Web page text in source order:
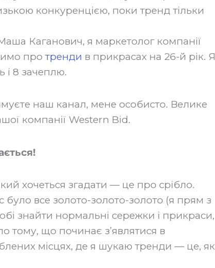
конкуренцією, поки тренд тільки
Каганович, я маркетолог компанії
про тренди в прикрасах на 26-й рік. Я
і 8 зачеплю.
наш канал, мене особисто. Велике
компанії Western Bid.‍
хочеться згадати — це про срібло.
все золото-золото-золото (я прям з
знайти нормальні сережки і прикраси,
тому, що починає з’являтися в
місцях, де я шукаю тренди — це, як